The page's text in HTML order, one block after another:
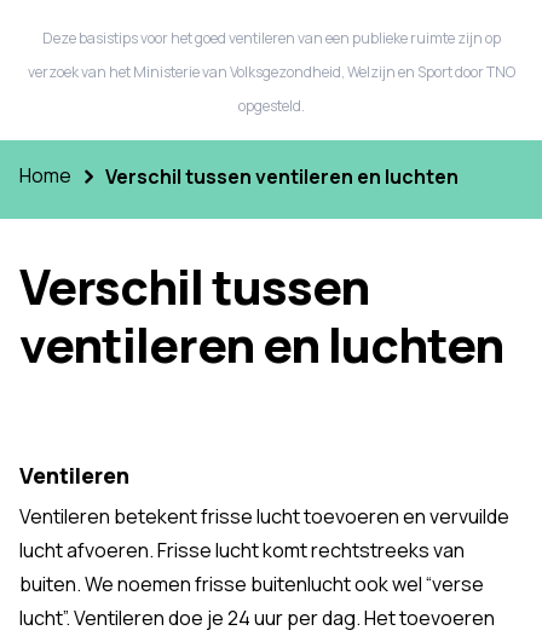
Deze basistips voor het goed ventileren van een publieke ruimte zijn op
verzoek van het Ministerie van Volksgezondheid, Welzijn en Sport door TNO
opgesteld.
Home Verschil tussen ventileren en luchten
Verschil tussen
ventileren en luchten
Ventileren
Ventileren betekent frisse lucht toevoeren en vervuilde
lucht afvoeren. Frisse lucht komt rechtstreeks van
buiten. We noemen frisse buitenlucht ook wel “verse
lucht”. Ventileren doe je 24 uur per dag. Het toevoeren